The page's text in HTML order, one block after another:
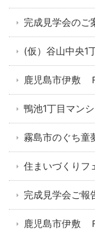
完成見学会のご
(仮）谷山中央1
鹿児島市伊敷
鴨池1丁目マン
霧島市のぐち童
住まいづくりフ
完成見学会ご報
鹿児島市伊敷